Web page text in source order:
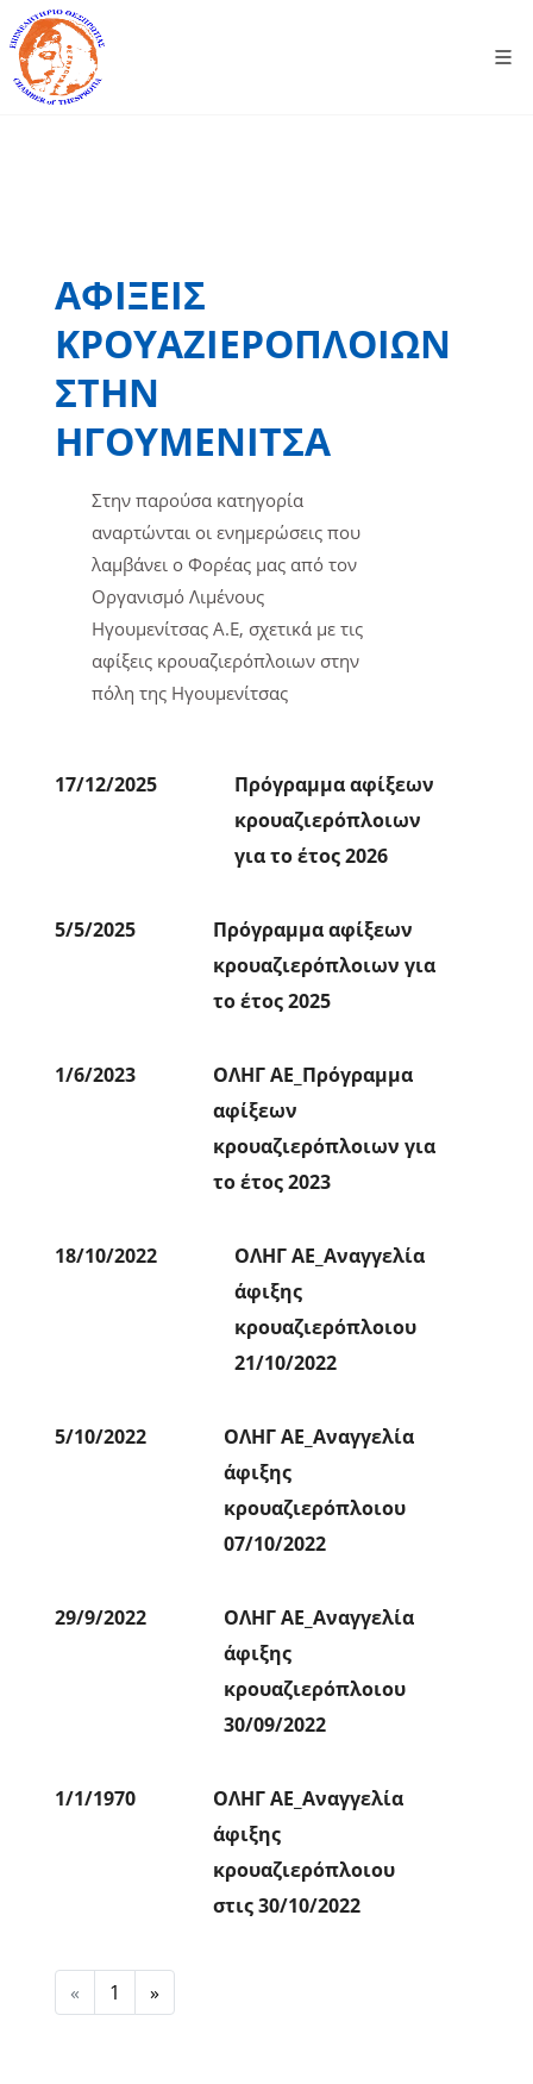
ΑΦΙΞΕΙΣ
ΚΡΟΥΑΖΙΕΡΟΠΛΟΙΩΝ
ΣΤΗΝ
ΗΓΟΥΜΕΝΙΤΣΑ
Στην παρούσα κατηγορία
αναρτώνται οι ενημερώσεις που
λαμβάνει ο Φορέας μας από τον
Οργανισμό Λιμένους
Ηγουμενίτσας Α.Ε, σχετικά με τις
αφίξεις κρουαζιερόπλοιων στην
πόλη της Ηγουμενίτσας
17/12/2025
Πρόγραμμα αφίξεων
κρουαζιερόπλοιων
για το έτος 2026
5/5/2025
Πρόγραμμα αφίξεων
κρουαζιερόπλοιων για
το έτος 2025
1/6/2023
ΟΛΗΓ ΑΕ_Πρόγραμμα
αφίξεων
κρουαζιερόπλοιων για
το έτος 2023
18/10/2022
ΟΛΗΓ ΑΕ_Αναγγελία
άφιξης
κρουαζιερόπλοιου
21/10/2022
5/10/2022
ΟΛΗΓ ΑΕ_Αναγγελία
άφιξης
κρουαζιερόπλοιου
07/10/2022
29/9/2022
ΟΛΗΓ ΑΕ_Αναγγελία
άφιξης
κρουαζιερόπλοιου
30/09/2022
1/1/1970
ΟΛΗΓ ΑΕ_Αναγγελία
άφιξης
κρουαζιερόπλοιου
στις 30/10/2022
« Previous
1 »